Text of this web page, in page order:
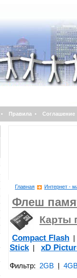
• Правила • Соглашение
Главная Интернет -
Флеш
Карты
Compact Flash
Stick | xD
Фильтр: 2GB |